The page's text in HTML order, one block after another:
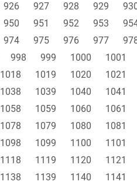
926 927 928 929
950 951 952 953
974 975 976 977
998 999 1000 1001
1018 1019 1020 1021
1038 1039 1040 1041
1058 1059 1060 1061
1078 1079 1080 1081
1098 1099 1100 1101
1118 1119 1120 1121
1138 1139 1140 1141